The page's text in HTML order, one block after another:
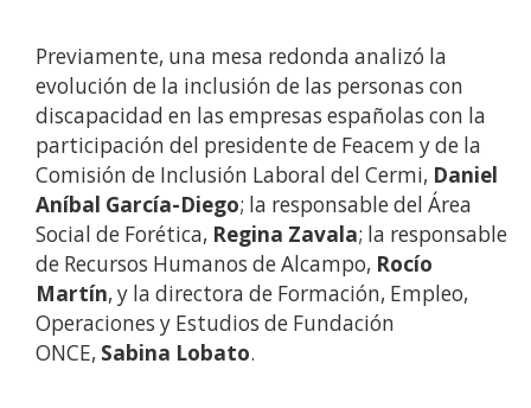
Previamente, una mesa redonda analizó la
evolución de la inclusión de las personas con
discapacidad en las empresas españolas con la
participación del presidente de Feacem y de la
Comisión de Inclusión Laboral del Cermi, Daniel
Aníbal García-Diego; la responsable del Área
Social de Forética, Regina Zavala; la responsable
de Recursos Humanos de Alcampo, Rocío
Martín, y la directora de Formación, Empleo,
Operaciones y Estudios de Fundación
ONCE, Sabina Lobato.